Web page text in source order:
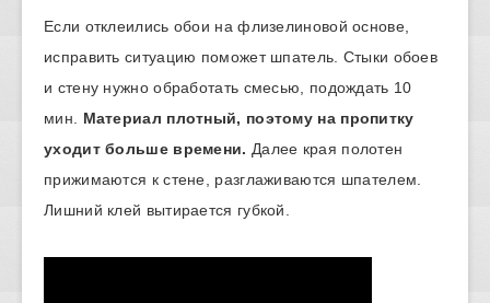
Если отклеились обои на флизелиновой основе,
исправить ситуацию поможет шпатель. Стыки обоев
и стену нужно обработать смесью, подождать 10
мин. Материал плотный, поэтому на пропитку
уходит больше времени. Далее края полотен
прижимаются к стене, разглаживаются шпателем.
Лишний клей вытирается губкой.